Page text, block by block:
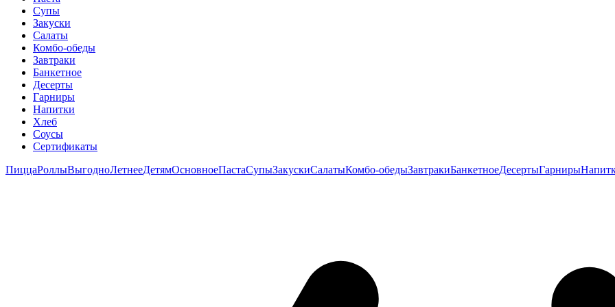
Супы
Закуски
Салаты
Комбо-обеды
Завтраки
Банкетное
Десерты
Гарниры
Напитки
Хлеб
Соусы
Сертификаты
ПиццаРоллыВыгодноЛетнееДетямОсновноеПастаСупыЗакускиСалатыКомбо-обедыЗавтракиБанкетноеДесертыГарниры